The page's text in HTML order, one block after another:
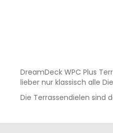
DreamDeck WPC Plus
lieber nur klassisch alle
Die Terrassendielen sind